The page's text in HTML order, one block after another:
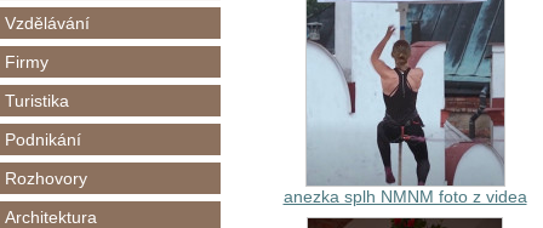
Vzdělávání
Firmy
Turistika
Podnikání
Rozhovory
Architektura
anezka splh NMNM foto z videa